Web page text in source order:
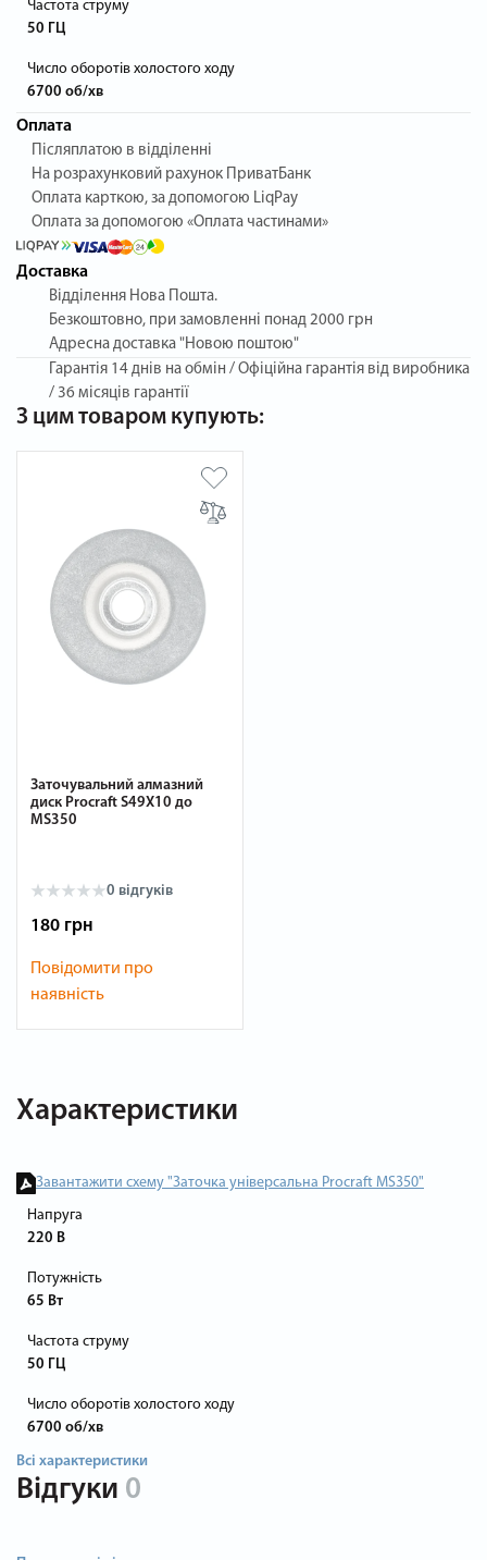
Частота струму
50 ГЦ
Число оборотів холостого ходу
6700 об/хв
Оплата
Післяплатою в відділенні
На розрахунковий рахунок ПриватБанк
Оплата карткою, за допомогою LiqPay
Оплата за допомогою «Оплата частинами»
Доставка
Відділення Нова Пошта.
Безкоштовно, при замовленні понад 2000 грн
Адресна доставка "Новою поштою"
Гарантія 14 днів на обмін / Офіційна гарантія від виробника
/ 36 місяців гарантії
З цим товаром купують:
Заточувальний алмазний
диск Procraft S49X10 до
MS350
0 відгуків
180 грн
Повідомити про
наявність
Характеристики
Завантажити схему "Заточка універсальна Procraft MS350"
Напруга
220 В
Потужність
65 Вт
Частота струму
50 ГЦ
Число оборотів холостого ходу
6700 об/хв
Всі характеристики
Відгуки 0